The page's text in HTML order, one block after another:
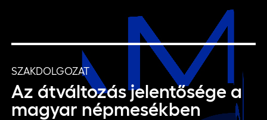
SZAKDOLGOZAT
Az átváltozás jelentősége a
magyar népmesékben